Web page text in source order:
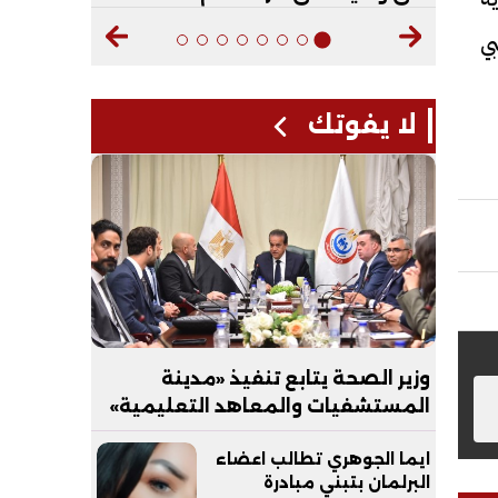
لا يفوتك
وزير الصحة يتابع تنفيذ «مدينة
المستشفيات والمعاهد التعليمية»
بالعاصمة الجديدة
ايما الجوهري تطالب اعضاء
البرلمان بتبني مبادرة